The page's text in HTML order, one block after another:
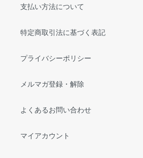
支払い方法について
特定商取引法に基づく表記
プライバシーポリシー
メルマガ登録・解除
よくあるお問い合わせ
マイアカウント